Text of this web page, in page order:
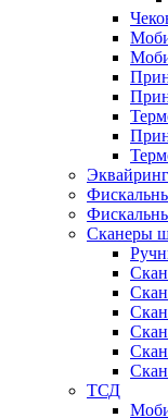
Эквайринг
Сканеры
ТСД